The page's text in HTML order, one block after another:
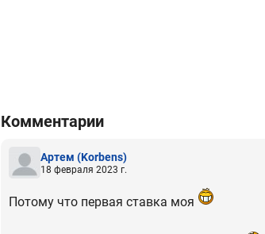
Комментарии
Артем (Korbens)
18 февраля 2023 г.
Потому что первая ставка моя